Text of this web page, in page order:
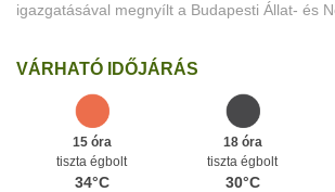
igazgatásával megnyílt a Budapesti Állat- és
VÁRHATÓ IDŐJÁRÁS
15 óra
tiszta égbolt
34°C
18 óra
tiszta égbolt
30°C